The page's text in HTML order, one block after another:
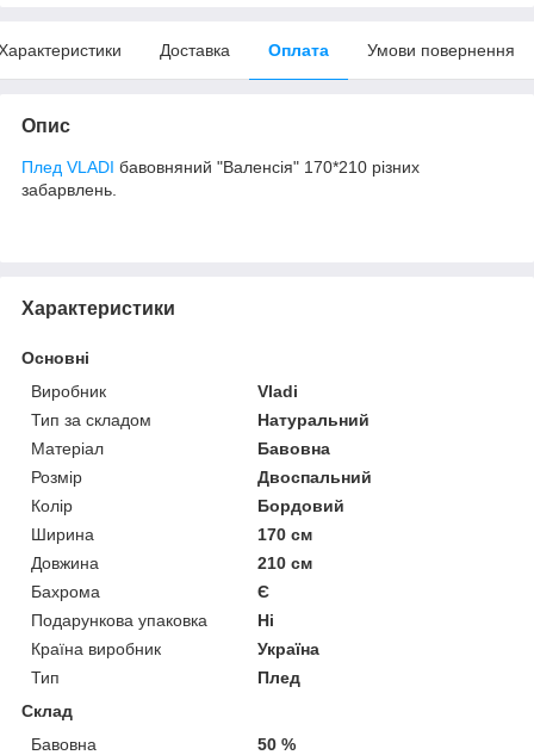
Доставка Оплата Умови повернення
Опис
Плед VLADI бавовняний "Валенсія" 170*210 різних
забарвлень.
Характеристики
Основні
Виробник
Vladi
Тип за складом
Натуральний
Матеріал
Бавовна
Розмір
Двоспальний
Колір
Бордовий
Ширина
170 см
Довжина
210 см
Бахрома
Є
Подарункова упаковка
Ні
Країна виробник
Україна
Тип
Плед
Склад
Бавовна
50 %